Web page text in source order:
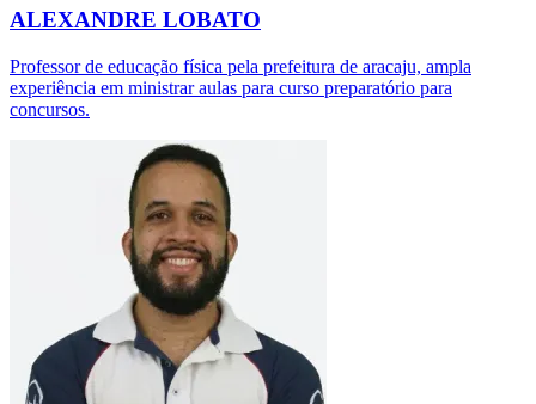
ALEXANDRE LOBATO
Professor de educação física pela prefeitura de aracaju, ampla
experiência em ministrar aulas para curso preparatório para
concursos.